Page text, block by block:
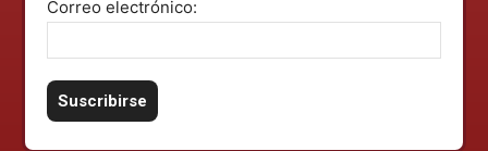
Correo electrónico: